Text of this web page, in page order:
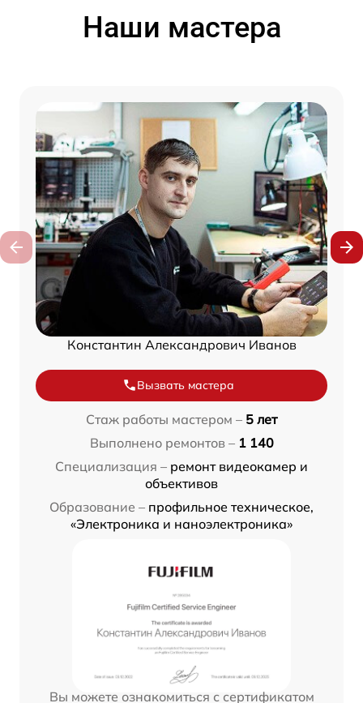
Наши мастера
Константин Александрович Иванов
Вызвать мастера
Стаж работы мастером – 5 лет
Выполнено ремонтов – 1 140
Специализация – ремонт видеокамер и
объективов
Образование – профильное техническое,
«Электроника и наноэлектроника»
Вы можете ознакомиться с сертификатом